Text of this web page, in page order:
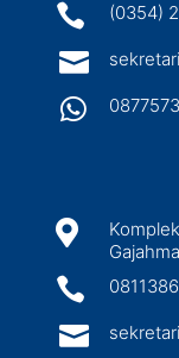
 (0354)




